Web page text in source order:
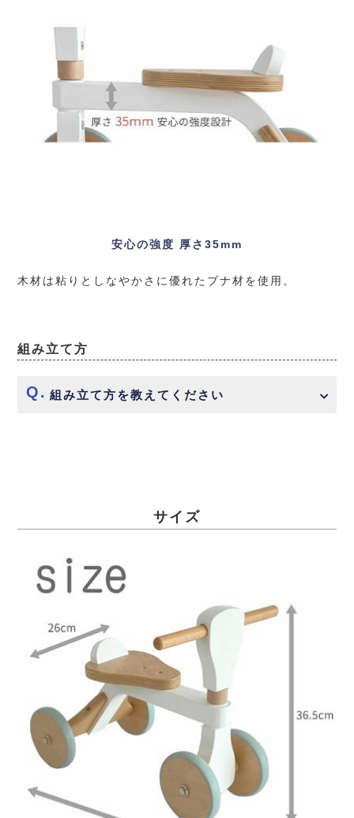
安心の強度 厚さ35mm
木材は粘りとしなやかさに優れたブナ材を使用。
組み立て方
組み立て方を教えてください
サイズ